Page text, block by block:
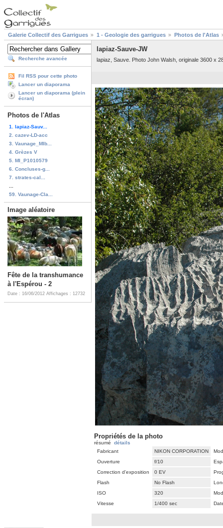
Galerie Collectif des Garrigues 1 - Geologie des garrigues Photos de l'Atlas
Recherche avancée
Fil RSS pour cette photo
Lancer un diaporama
Lancer un diaporama (plein
écran)
Photos de l'Atlas
1. lapiaz-Sauv...
2. cazev-LD-acc
3. Vaunage_MIb...
4. Grèzes V
5. MI_P1010579
6. Concluses-g...
7. strates-cal...
59. Vaunage-Cla...
Image aléatoire
Fête de la transhumance
à l'Espérou - 2
Date : 16/06/2012 Affichages : 12732
lapiaz-Sauve-JW
lapiaz, Sauve. Photo John Walsh, originale 3600 x
Propriétés de la photo
résumé détails
Fabricant
NIKON CORPORATION
Ouverture
f/10
Correction d'exposition
0 EV
Flash
No Flash
ISO
320
Vitesse
1/400 sec